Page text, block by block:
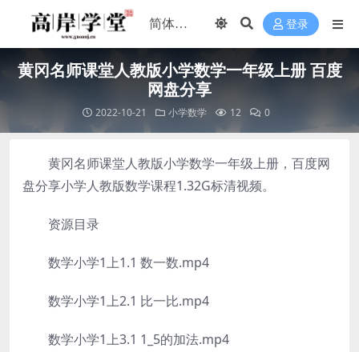
登录
黄冈名师课堂人教版小学数学一年级上册 百度
网盘分享
2022-10-21 小学数学 12 0
黄冈名师课堂人教版小学数学一年级上册，百度网
盘分享小学人教版数学课程1.32G标清视频。
资源目录
数学小学1上1.1 数一数.mp4
数学小学1上2.1 比一比.mp4
数学小学1上3.1 1_5的加法.mp4